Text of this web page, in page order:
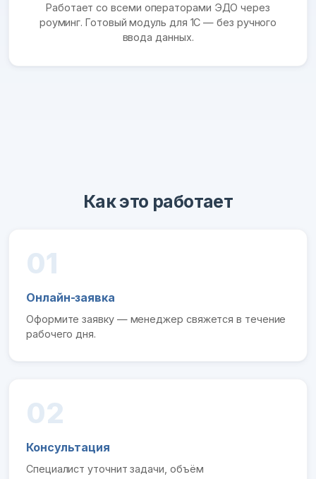
Работает со всеми операторами ЭДО через
роуминг. Готовый модуль для 1С — без ручного
ввода данных.
Как это работает
01
Онлайн-заявка
Оформите заявку — менеджер свяжется в течение
рабочего дня.
02
Консультация
Специалист уточнит задачи, объём